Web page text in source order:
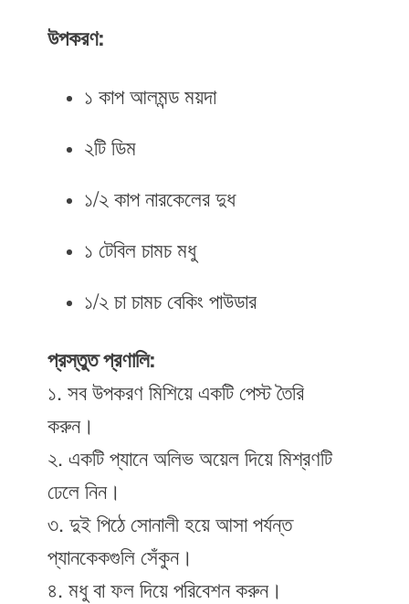
উপকরণ:
১ কাপ আলমন্ড ময়দা
২টি ডিম
১/২ কাপ নারকেলের দুধ
১ টেবিল চামচ মধু
১/২ চা চামচ বেকিং পাউডার
প্রস্তুত প্রণালি:
১. সব উপকরণ মিশিয়ে একটি পেস্ট তৈরি
করুন।
২. একটি প্যানে অলিভ অয়েল দিয়ে মিশ্রণটি
ঢেলে নিন।
৩. দুই পিঠে সোনালী হয়ে আসা পর্যন্ত
প্যানকেকগুলি সেঁকুন।
৪. মধু বা ফল দিয়ে পরিবেশন করুন।